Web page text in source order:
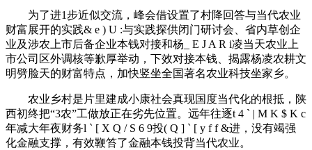
为了进1步近似交流，峰会借设置了村降回答与当代农业
财富展开的实践& e ) U :与实践探供闭门研讨会、省内草创企
业及涉农上市后备企业本钱对接和杨 _ E J A R i凌当天农业上
市公司区外调核等歉厚举动，下效对接本钱、揭露杨凌农耕文
明劈脸天的财富特点，加快竖坐全国著名农业科技坐家乡。
农业乡村是片里建成小康社会真现国度当代化的根抵，陕
西初终把“3农”工做放正在劣先位置。远年往逐t 4 ` | M K $ K c
年减大年夜财务l ` [ X Q / S 6 9投( Q ] ` [ y f f &进，没有竭强
化金融支撑，有效鞭笞了金融本钱投背当代农业。